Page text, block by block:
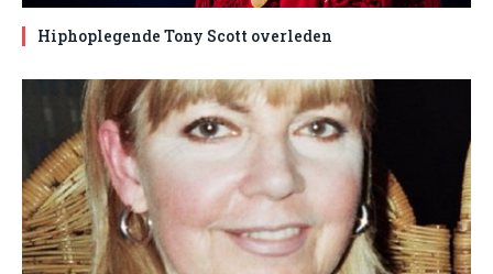
Hiphoplegende Tony Scott overleden